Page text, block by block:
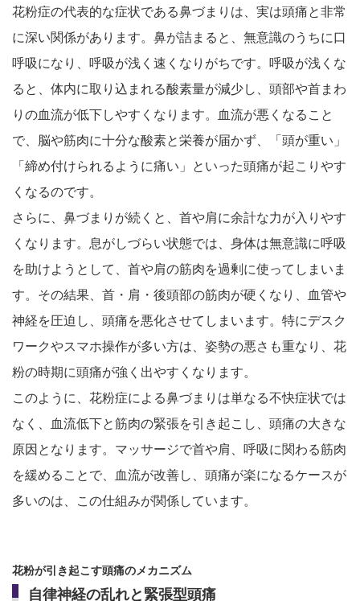
花粉症の代表的な症状である鼻づまりは、実は頭痛と非常
に深い関係があります。鼻が詰まると、無意識のうちに口
呼吸になり、呼吸が浅く速くなりがちです。呼吸が浅くな
ると、体内に取り込まれる酸素量が減少し、頭部や首まわ
りの血流が低下しやすくなります。血流が悪くなること
で、脳や筋肉に十分な酸素と栄養が届かず、「頭が重い」
「締め付けられるように痛い」といった頭痛が起こりやす
くなるのです。
さらに、鼻づまりが続くと、首や肩に余計な力が入りやす
くなります。息がしづらい状態では、身体は無意識に呼吸
を助けようとして、首や肩の筋肉を過剰に使ってしまいま
す。その結果、首・肩・後頭部の筋肉が硬くなり、血管や
神経を圧迫し、頭痛を悪化させてしまいます。特にデスク
ワークやスマホ操作が多い方は、姿勢の悪さも重なり、花
粉の時期に頭痛が強く出やすくなります。
このように、花粉症による鼻づまりは単なる不快症状では
なく、血流低下と筋肉の緊張を引き起こし、頭痛の大きな
原因となります。マッサージで首や肩、呼吸に関わる筋肉
を緩めることで、血流が改善し、頭痛が楽になるケースが
多いのは、この仕組みが関係しています。
花粉が引き起こす頭痛のメカニズム
自律神経の乱れと緊張型頭痛